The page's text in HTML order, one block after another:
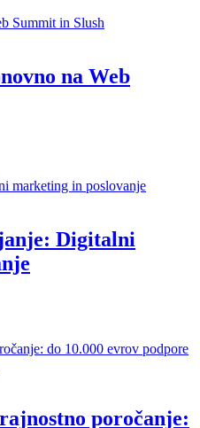
Summit in Slush
na Web
marketing in poslovanje
Digitalni
do 10.000 evrov podpore
poročanje: